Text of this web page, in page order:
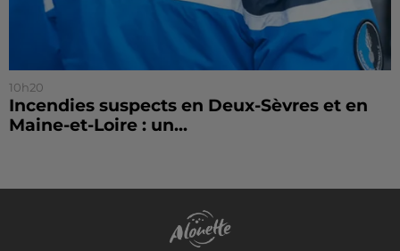
10h20
Incendies suspects en Deux-Sèvres et en
Maine-et-Loire : un...